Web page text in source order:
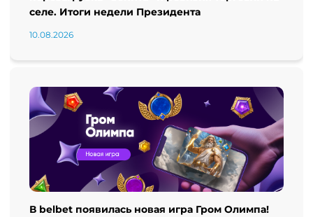
селе. Итоги недели Президента
10.08.2026
В belbet появилась новая игра Гром Олимпа!